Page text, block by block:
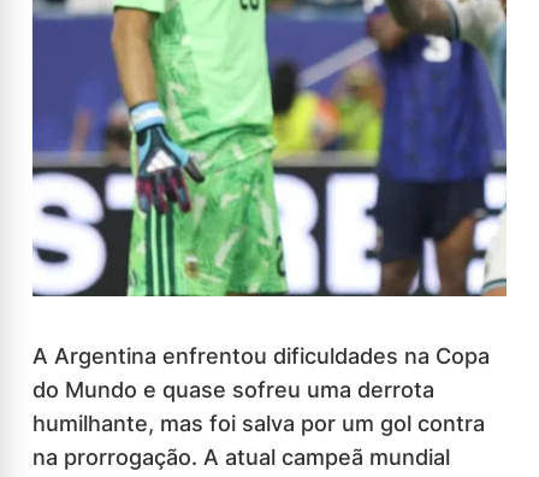
A Argentina enfrentou dificuldades na Copa
do Mundo e quase sofreu uma derrota
humilhante, mas foi salva por um gol contra
na prorrogação. A atual campeã mundial